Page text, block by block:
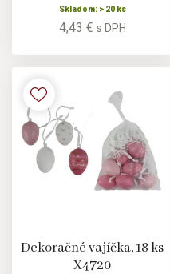
Skladom: > 20 ks
4,43 € s DPH
Dekoračné vajíčka, 18 ks
X4720